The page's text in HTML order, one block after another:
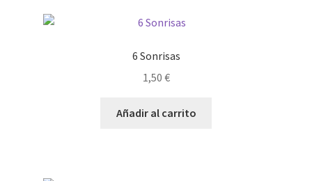
6 Sonrisas
1,50 €
Añadir al carrito